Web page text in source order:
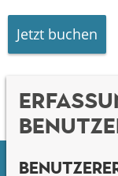
Jetzt buchen
Facebook